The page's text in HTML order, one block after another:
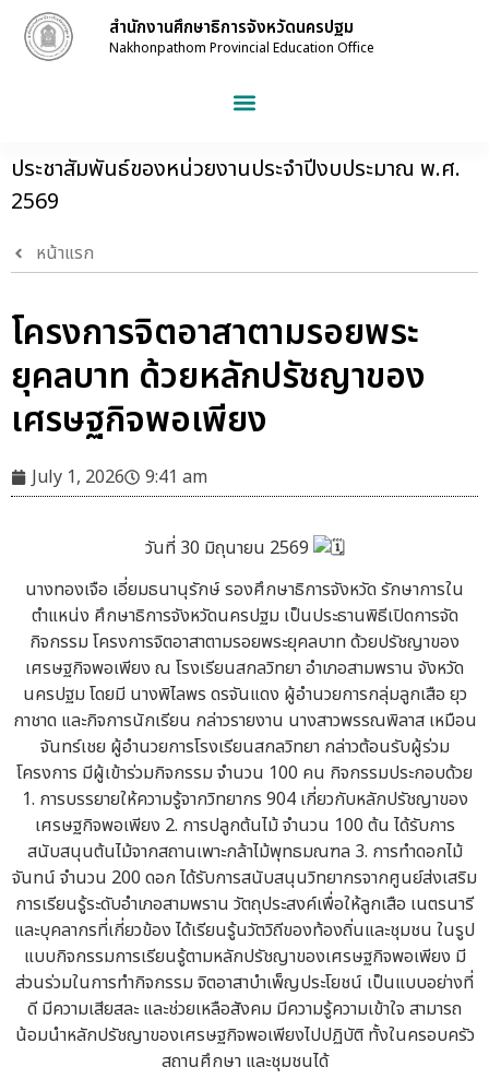
สำนักงานศึกษาธิการจังหวัดนครปฐม
Nakhonpathom Provincial Education Office
ประชาสัมพันธ์ของหน่วยงานประจำปีงบประมาณ พ.ศ.
2569
หน้าแรก
โครงการจิตอาสาตามรอยพระ
ยุคลบาท ด้วยหลักปรัชญาของ
เศรษฐกิจพอเพียง
July 1, 2026 9:41 am
วันที่ 30 มิถุนายน 2569
นางทองเจือ เอี่ยมธนานุรักษ์ รองศึกษาธิการจังหวัด รักษาการใน
ตำแหน่ง ศึกษาธิการจังหวัดนครปฐม เป็นประธานพิธีเปิดการจัด
กิจกรรม โครงการจิตอาสาตามรอยพระยุคลบาท ด้วยปรัชญาของ
เศรษฐกิจพอเพียง ณ โรงเรียนสกลวิทยา อำเภอสามพราน จังหวัด
นครปฐม โดยมี นางพิไลพร ดรจันแดง ผู้อำนวยการกลุ่มลูกเสือ ยุว
กาชาด และกิจการนักเรียน กล่าวรายงาน นางสาวพรรณพิลาส เหมือน
จันทร์เชย ผู้อำนวยการโรงเรียนสกลวิทยา กล่าวต้อนรับผู้ร่วม
โครงการ มีผู้เข้าร่วมกิจกรรม จำนวน 100 คน กิจกรรมประกอบด้วย
1. การบรรยายให้ความรู้จากวิทยากร 904 เกี่ยวกับหลักปรัชญาของ
เศรษฐกิจพอเพียง 2. การปลูกต้นไม้ จำนวน 100 ต้น ได้รับการ
สนับสนุนต้นไม้จากสถานเพาะกล้าไม้พุทธมณฑล 3. การทำดอกไม้
จันทน์ จำนวน 200 ดอก ได้รับการสนับสนุนวิทยากรจากศูนย์ส่งเสริม
การเรียนรู้ระดับอำเภอสามพราน วัตถุประสงค์เพื่อให้ลูกเสือ เนตรนารี
และบุคลากรที่เกี่ยวข้อง ได้เรียนรู้นวัตวิถีของท้องถิ่นและชุมชน ในรูป
แบบกิจกรรมการเรียนรู้ตามหลักปรัชญาของเศรษฐกิจพอเพียง มี
ส่วนร่วมในการทำกิจกรรม จิตอาสาบำเพ็ญประโยชน์ เป็นแบบอย่างที่
ดี มีความเสียสละ และช่วยเหลือสังคม มีความรู้ความเข้าใจ สามารถ
น้อมนำหลักปรัชญาของเศรษฐกิจพอเพียงไปปฏิบัติ ทั้งในครอบครัว
สถานศึกษา และชุมชนได้